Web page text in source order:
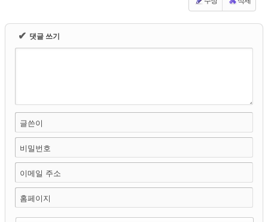
✔ 댓글 쓰기
글쓴이
비밀번호
이메일 주소
홈페이지